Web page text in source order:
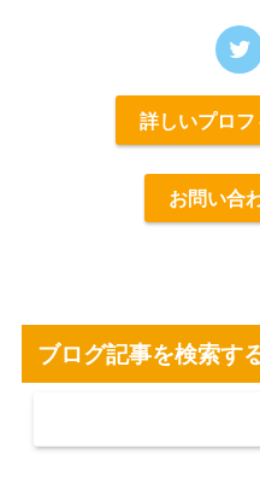
詳しいプロ
お問い合
ブログ記事を検索す